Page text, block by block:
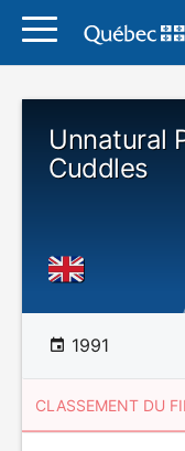
Unnatural
Cuddles
1991
CLASSEMENT DU